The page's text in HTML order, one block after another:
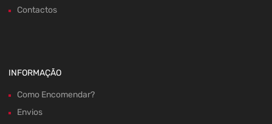
Contactos
INFORMAÇÃO
Como Encomendar?
Envios